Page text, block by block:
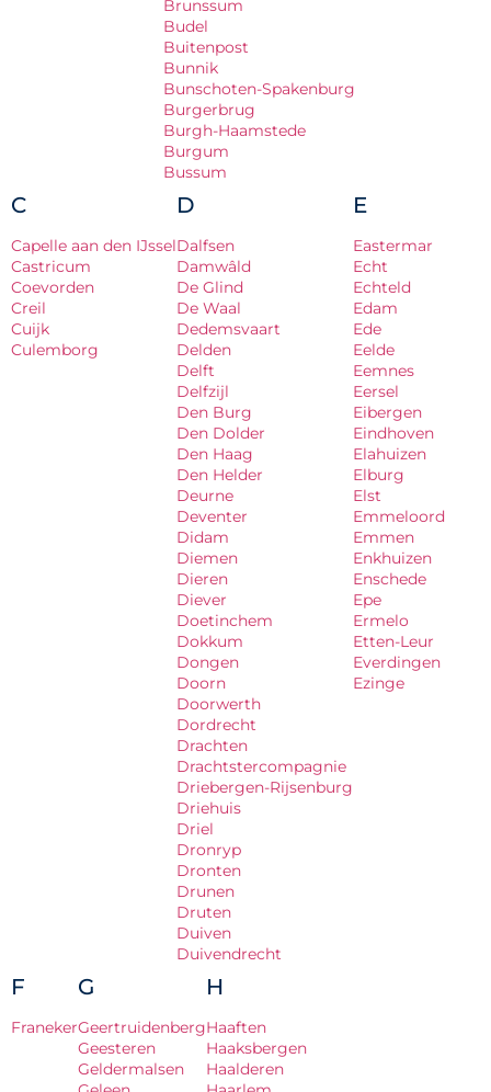
Brunssum
Budel
Buitenpost
Bunnik
Bunschoten-Spakenburg
Burgerbrug
Burgh-Haamstede
Burgum
Bussum
C
Capelle aan den IJssel
Castricum
Coevorden
Creil
Cuijk
Culemborg
D
Dalfsen
Damwâld
De Glind
De Waal
Dedemsvaart
Delden
Delft
Delfzijl
Den Burg
Den Dolder
Den Haag
Den Helder
Deurne
Deventer
Didam
Diemen
Dieren
Diever
Doetinchem
Dokkum
Dongen
Doorn
Doorwerth
Dordrecht
Drachten
Drachtstercompagnie
Driebergen-Rijsenburg
Driehuis
Driel
Dronryp
Dronten
Drunen
Druten
Duiven
Duivendrecht
E
Eastermar
Echt
Echteld
Edam
Ede
Eelde
Eemnes
Eersel
Eibergen
Eindhoven
Elahuizen
Elburg
Elst
Emmeloord
Emmen
Enkhuizen
Enschede
Epe
Ermelo
Etten-Leur
Everdingen
Ezinge
F
Franeker
G
Geertruidenberg
Geesteren
Geldermalsen
H
Haaften
Haaksbergen
Haalderen